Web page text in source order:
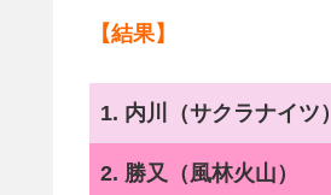
【結果】
1. 内川（サクラナイツ）
2. 勝又（風林火山）